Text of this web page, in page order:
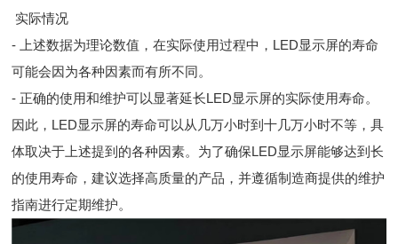
实际情况
- 上述数据为理论数值，在实际使用过程中，LED显示屏的寿命
可能会因为各种因素而有所不同。
- 正确的使用和维护可以显著延长LED显示屏的实际使用寿命。
因此，LED显示屏的寿命可以从几万小时到十几万小时不等，具
体取决于上述提到的各种因素。为了确保LED显示屏能够达到长
的使用寿命，建议选择高质量的产品，并遵循制造商提供的维护
指南进行定期维护。